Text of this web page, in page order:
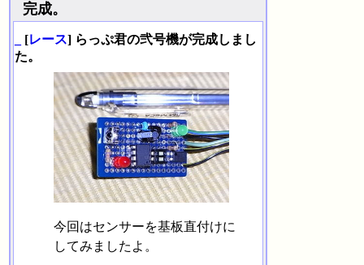
完成。
[レース] らっぷ君の弐号機が完成しまし
た。
今回はセンサーを基板直付けに
してみましたよ。